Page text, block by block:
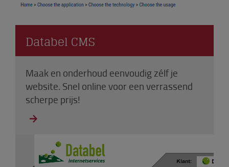
Databel CMS
Maak en onderhoud eenvoudig zélf je
website. Snel online voor een verrassend
scherpe prijs!